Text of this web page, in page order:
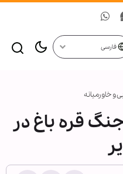
فارسی
و خاورمیانه
قره باغ در